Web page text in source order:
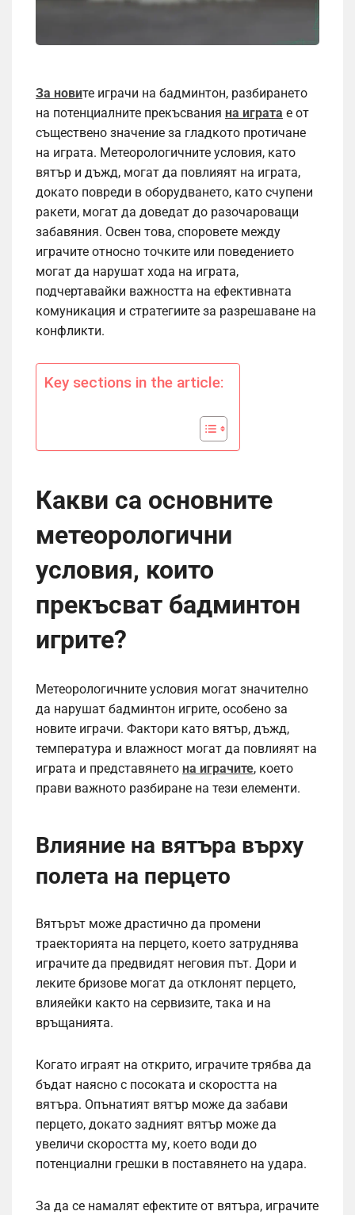
За новите играчи на бадминтон, разбирането
на потенциалните прекъсвания на играта е от
съществено значение за гладкото протичане
на играта. Метеорологичните условия, като
вятър и дъжд, могат да повлияят на играта,
докато повреди в оборудването, като счупени
ракети, могат да доведат до разочароващи
забавяния. Освен това, споровете между
играчите относно точките или поведението
могат да нарушат хода на играта,
подчертавайки важността на ефективната
комуникация и стратегиите за разрешаване на
конфликти.
Key sections in the article:
Какви са основните
метеорологични
условия, които
прекъсват бадминтон
игрите?
Метеорологичните условия могат значително
да нарушат бадминтон игрите, особено за
новите играчи. Фактори като вятър, дъжд,
температура и влажност могат да повлияят на
играта и представянето на играчите, което
прави важното разбиране на тези елементи.
Влияние на вятъра върху
полета на перцето
Вятърът може драстично да промени
траекторията на перцето, което затруднява
играчите да предвидят неговия път. Дори и
леките бризове могат да отклонят перцето,
влияейки както на сервизите, така и на
връщанията.
Когато играят на открито, играчите трябва да
бъдат наясно с посоката и скоростта на
вятъра. Опънатият вятър може да забави
перцето, докато задният вятър може да
увеличи скоростта му, което води до
потенциални грешки в поставянето на удара.
За да се намалят ефектите от вятъра, играчите